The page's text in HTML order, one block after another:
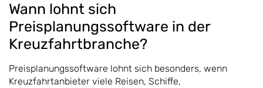
Wann lohnt sich
Preisplanungssoftware in der
Kreuzfahrtbranche?
Preisplanungssoftware lohnt sich besonders, wenn
Kreuzfahrtanbieter viele Reisen, Schiffe,